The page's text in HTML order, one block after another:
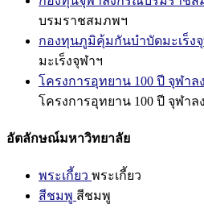
บรมราชสมภพฯ
กองทุนภูมิคุ้มกันบำบัดมะเร็ง
มะเร็งจุฬาฯ
โครงการอุทยาน 100 ปี จุฬา
โครงการอุทยาน 100 ปี จุฬา
อัตลักษณ์มหาวิทยาลัย
พระเกี้ยว พระเกี้ยว
สีชมพู สีชมพู